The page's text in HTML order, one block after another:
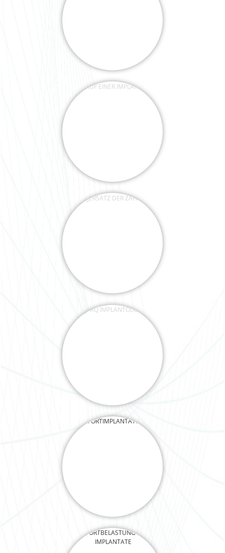
IMPLANTATION
ERSATZ DER ZÄHNE
FAQ IMPLANTOLOGIE
SOFORTIMPLANTATION
SOFORTBELASTUNG DER
IMPLANTATE